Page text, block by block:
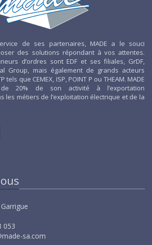
de ses partenaires, MADE a le souci
des solutions répondant à vos attentes.
d’ordres sont EDF et ses filiales, GrDF,
Group, mais également de grands acteurs
tels que CEMEX, ISP, POINT P ou THEAM. MADE
20% de son activité à l’exportation
les métiers de l’exploitation électrique et de la
053
sa.com